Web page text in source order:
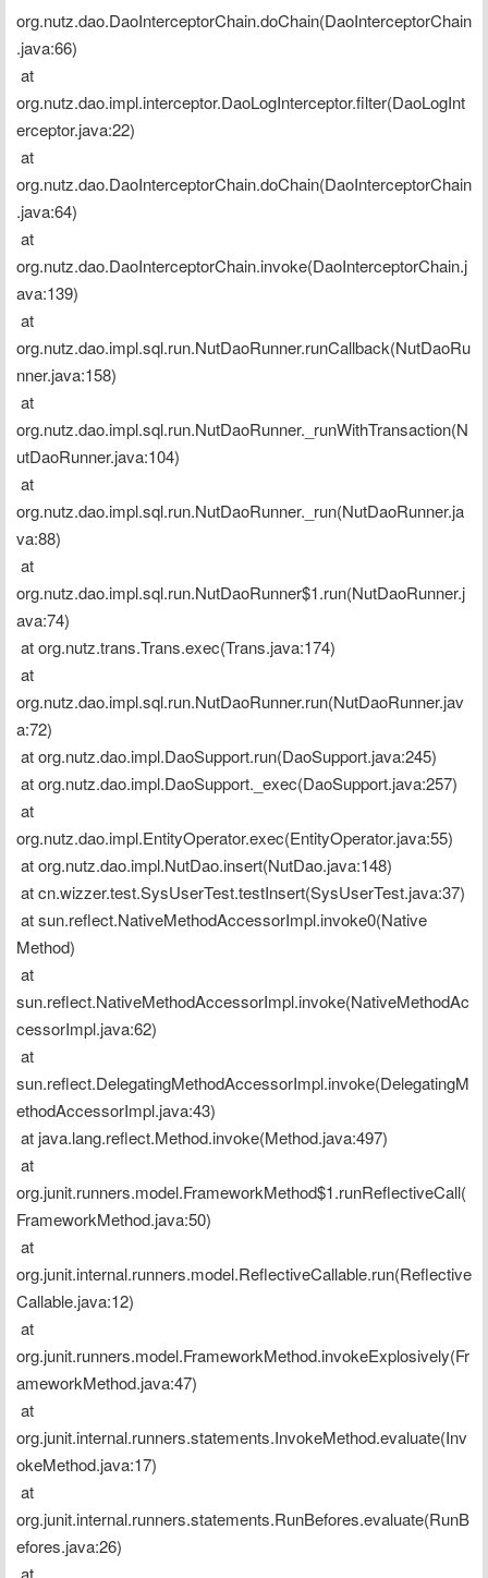
org.nutz.dao.DaoInterceptorChain.doChain(DaoInterceptorChain
.java:66)
org.nutz.dao.impl.interceptor.DaoLogInterceptor.filter(DaoLogInt
erceptor.java:22)
org.nutz.dao.DaoInterceptorChain.doChain(DaoInterceptorChain
.java:64)
org.nutz.dao.DaoInterceptorChain.invoke(DaoInterceptorChain.j
ava:139)
org.nutz.dao.impl.sql.run.NutDaoRunner.runCallback(NutDaoRu
nner.java:158)
org.nutz.dao.impl.sql.run.NutDaoRunner._runWithTransaction(N
utDaoRunner.java:104)
org.nutz.dao.impl.sql.run.NutDaoRunner._run(NutDaoRunner.ja
va:88)
org.nutz.dao.impl.sql.run.NutDaoRunner$1.run(NutDaoRunner.j
ava:74)
at org.nutz.trans.Trans.exec(Trans.java:174)
org.nutz.dao.impl.sql.run.NutDaoRunner.run(NutDaoRunner.jav
a:72)
at org.nutz.dao.impl.DaoSupport.run(DaoSupport.java:245)
at org.nutz.dao.impl.DaoSupport._exec(DaoSupport.java:257)
org.nutz.dao.impl.EntityOperator.exec(EntityOperator.java:55)
at org.nutz.dao.impl.NutDao.insert(NutDao.java:148)
at cn.wizzer.test.SysUserTest.testInsert(SysUserTest.java:37)
Method)
sun.reflect.NativeMethodAccessorImpl.invoke(NativeMethodAc
cessorImpl.java:62)
sun.reflect.DelegatingMethodAccessorImpl.invoke(DelegatingM
ethodAccessorImpl.java:43)
at java.lang.reflect.Method.invoke(Method.java:497)
org.junit.runners.model.FrameworkMethod$1.runReflectiveCall(
FrameworkMethod.java:50)
org.junit.internal.runners.model.ReflectiveCallable.run(Reflective
Callable.java:12)
org.junit.runners.model.FrameworkMethod.invokeExplosively(Fr
ameworkMethod.java:47)
org.junit.internal.runners.statements.InvokeMethod.evaluate(Inv
okeMethod.java:17)
org.junit.internal.runners.statements.RunBefores.evaluate(RunB
efores.java:26)